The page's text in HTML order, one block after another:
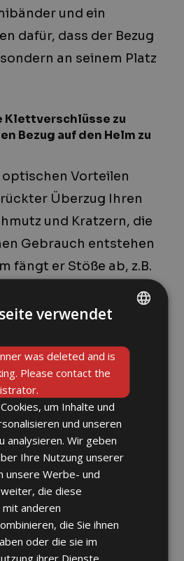
und ein
dafür, dass der Bezug
an seinem Platz
Klettverschlüsse zu
Bezug auf den Helm zu
optischen Vorteilen
Überzug Ihren
und Kratzern, die
Gebrauch entstehen
fängt er Stöße ab, z.B.
herunterfällt
der Hand fällt und
Blick:
die meisten Helme
lustiges Design
in Polen, aus
Motorradhelm in einen
Sie den Helmbezug
in Ihren Warenkorb!
DE
verwendet
was deleted and is
Please contact the
um Inhalte und
und unseren
analysieren. Wir geben
Ihre Nutzung unserer
unsere Werbe- und
die diese
anderen
die Sie ihnen
oder die sie im
ihrer Dienste